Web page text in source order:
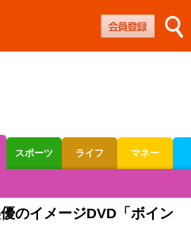
スポーツ ライフ マネー
ス
のイメージDVD「ボイン